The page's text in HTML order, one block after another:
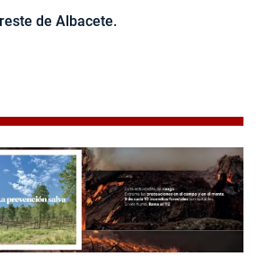
de Albacete.